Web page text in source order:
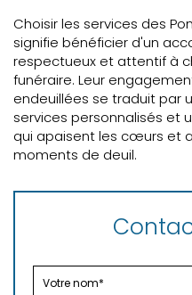
Choisir les services des
signifie bénéficier d'un
respectueux et attentif à
funéraire. Leur
endeuillées se traduit par
services personnalisés et
qui apaisent les cœurs et
moments de deuil.